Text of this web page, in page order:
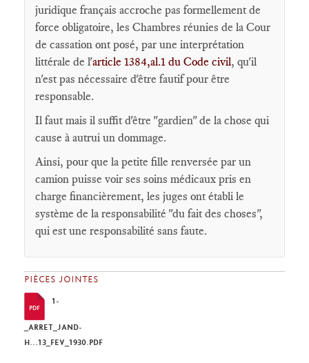
juridique français accroche pas formellement de
force obligatoire, les Chambres réunies de la Cour
de cassation ont posé, par une interprétation
littérale de l'article 1384,al.1 du Code civil, qu'il
n'est pas nécessaire d'être fautif pour être
responsable.
Il faut mais il suffit d'être "gardien" de la chose qui
cause à autrui un dommage.
Ainsi, pour que la petite fille renversée par un
camion puisse voir ses soins médicaux pris en
charge financièrement, les juges ont établi le
système de la responsabilité "du fait des choses",
qui est une responsabilité sans faute.
PIÈCES JOINTES
1-
_ARRET_JAND-
H...13_FEV_1930.PDF